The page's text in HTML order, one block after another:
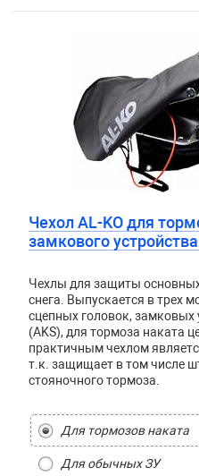
Чехол AL-KO для
замкового
Чехлы для защиты
снега. Выпускается в трех
сцепных головок, замковых
(AKS), для тормоза наката
практичным чехлом
т.к. защищает в том числе
стояночного тормоза.
Для тормозов наката
Для обычных ЗУ